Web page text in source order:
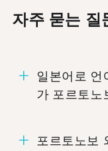
자주 묻는 질
일본어로 언
가 포르토노
교환할 준비가
포르토노보